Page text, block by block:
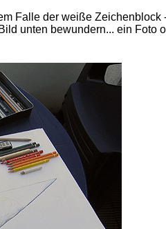
Falle der weiße Zeichenblock
unten bewundern... ein Foto